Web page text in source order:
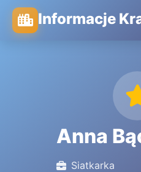
Informacje
Anna
Siatkarka